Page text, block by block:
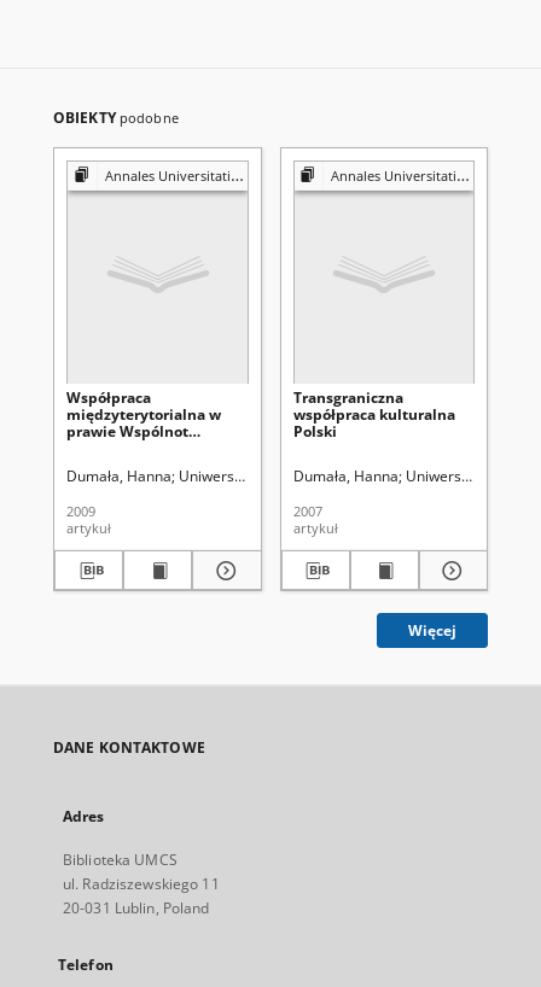
OBIEKTY podobne
Annales Universitatis Mariae Curie-Skłodowska. Sectio K, Politologia
Współpraca
międzyterytorialna w
prawie Wspólnot
Dumała, Hanna Uniwersytet Marii Curie-Skłodowskiej (Lublin)
2009
artykuł
Annales Universitatis Mariae Curie-Skłodowska. Sectio K, Politologia
Transgraniczna
współpraca kulturalna
Polski
Dumała, Hanna Uniwersytet Marii
2007
artykuł
Więcej
DANE KONTAKTOWE
Adres
Biblioteka UMCS
ul. Radziszewskiego 11
20-031 Lublin, Poland
Telefon